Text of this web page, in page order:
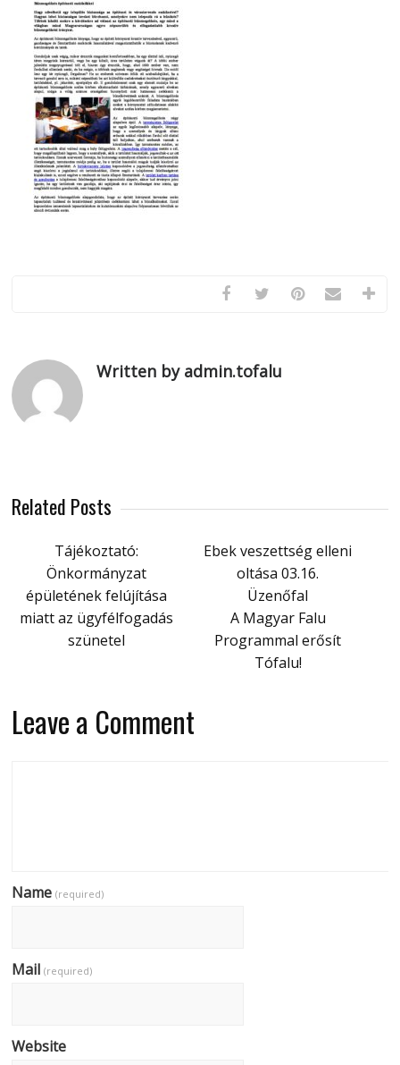
Written by admin.tofalu
Related Posts
Tájékoztató:
Önkormányzat
épületének felújítása
miatt az ügyfélfogadás
szünetel
Ebek veszettség elleni
oltása 03.16.
Üzenőfal
A Magyar Falu
Programmal erősít
Tófalu!
Leave a Comment
Name(required)
Mail(required)
Website